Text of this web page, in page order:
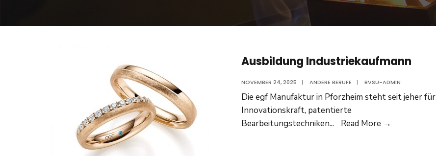
Ausbildung Industriekaufmann
NOVEMBER 24, 2025 | ANDERE BERUFE | BVSU-ADMIN
Die egf Manufaktur in Pforzheim steht seit jeher für
Innovationskraft, patentierte
Bearbeitungstechniken... Read More →